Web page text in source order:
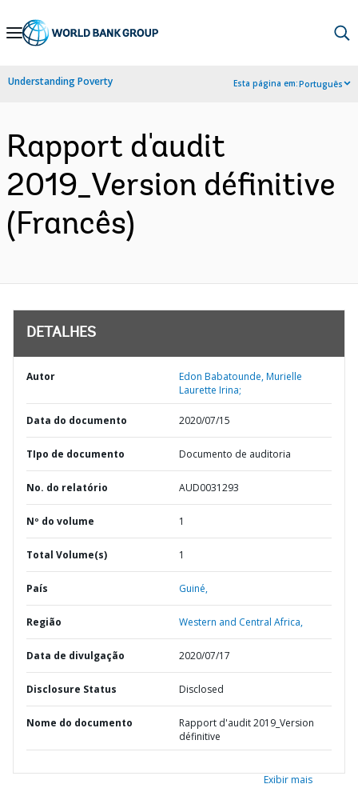
Skip
Navigation
Understanding Poverty Esta página em:Português
Rapport d'audit
2019_Version définitive
(Francês)
DETALHES
Autor
Edon Babatounde, Murielle
Laurette Irina;
Data do documento 2020/07/15
TIpo de documento Documento de auditoria
No. do relatório AUD0031293
Nº do volume 1
Total Volume(s) 1
País Guiné,
Região Western and Central Africa,
Data de divulgação 2020/07/17
Disclosure Status Disclosed
Nome do documento
Rapport d'audit 2019_Version
définitive
Exibir mais